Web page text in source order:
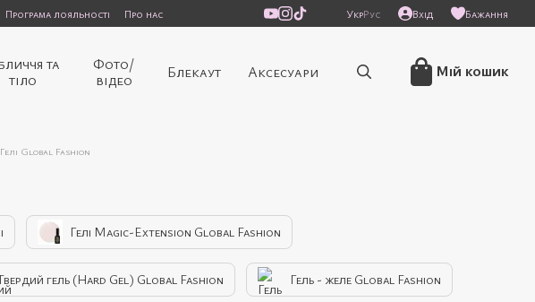
Програма лояльності
Про нас
УкрРус Вхід Бажання
та
тіло
Фото/
відео
Блекаут Аксесуари Мій кошик
Гелі Global Fashion
Гелі Magic-Extension Global Fashion
гель (Hard Gel) Global Fashion Гель - желе Global Fashion